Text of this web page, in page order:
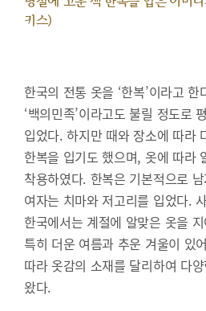
키스)
한국의 전통 옷을 ‘한복’이라고
‘백의민족’이라고도 불릴 정도로
입었다. 하지만 때와 장소에 따라
한복을 입기도 했으며, 옷에 따라
착용하였다. 한복은 기본적으로
여자는 치마와 저고리를 입었다.
한국에서는 계절에 알맞은 옷을
특히 더운 여름과 추운 겨울이 있
따라 옷감의 소재를 달리하여 다
왔다.